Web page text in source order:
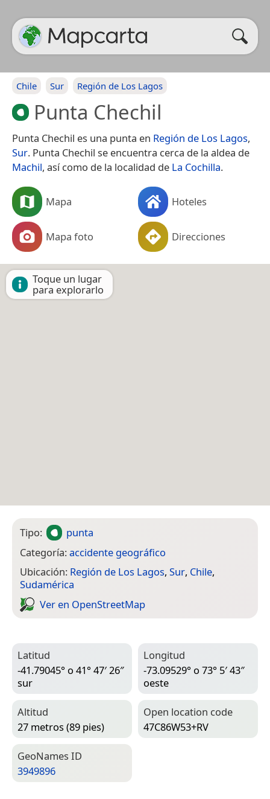
Chile Sur Región de Los Lagos
Punta Chechil
Punta Chechil es una punta en Región de Los Lagos,
Sur. Punta Chechil se encuentra cerca de la aldea de
Machil, así como de la localidad de La Cochilla.
Mapa Hoteles
Mapa foto Direcciones
Toque un lugar
para explorarlo
Tipo:
punta
Categoría:accidente geográfico
Ubicación: Región de Los Lagos, Sur, Chile,
Sudamérica
Ver en Open­Street­Map
Latitud
-41.79045° o 41° 47′ 26″
sur
Longitud
-73.09529° o 73° 5′ 43″
oeste
Altitud
27 metros (89 pies)
Open location code
47C86W53+RV
Geo­Names ID
3949896